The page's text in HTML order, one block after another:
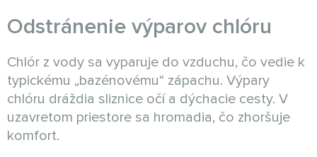
Odstránenie výparov chlóru
Chlór z vody sa vyparuje do vzduchu, čo vedie k
typickému „bazénovému“ zápachu. Výpary
chlóru dráždia sliznice očí a dýchacie cesty. V
uzavretom priestore sa hromadia, čo zhoršuje
komfort.